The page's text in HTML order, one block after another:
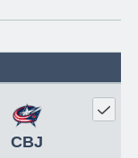
CBJ